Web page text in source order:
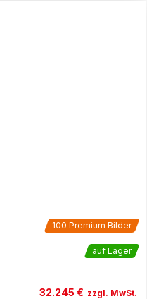
100 Premium Bilder
auf Lager
32.245 € zzgl. MwSt.